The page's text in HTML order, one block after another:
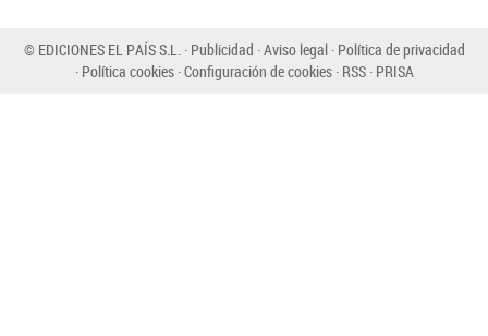
© EDICIONES EL PAÍS S.L. Publicidad Aviso legal Política de privacidad
Política cookies Configuración de cookies RSS PRISA